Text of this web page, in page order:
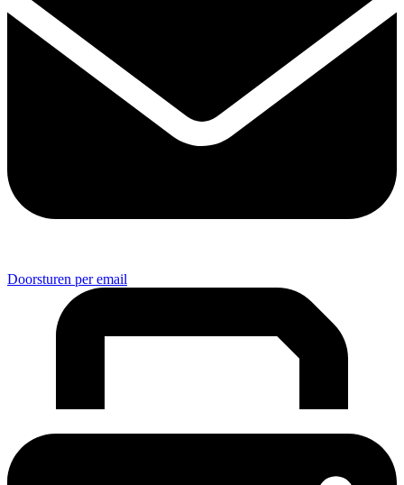
Doorsturen per email